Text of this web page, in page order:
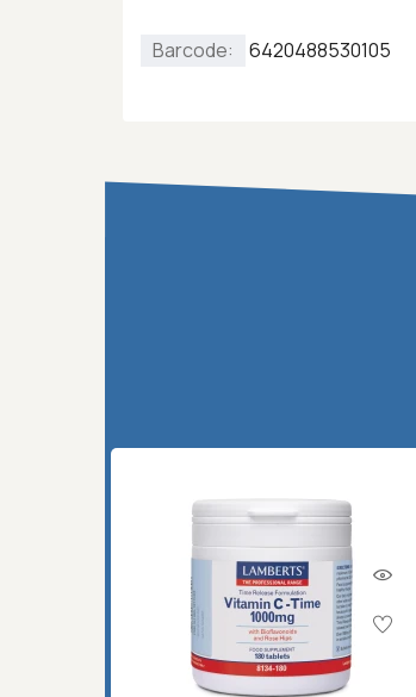
Barcode: 6420488530105